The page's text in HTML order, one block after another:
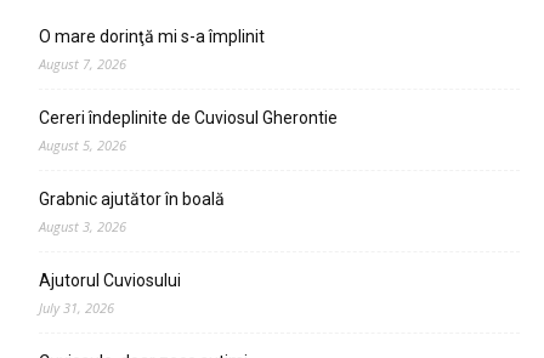
O mare dorinţă mi s-a împlinit
August 7, 2026
Cereri îndeplinite de Cuviosul Gherontie
August 5, 2026
Grabnic ajutător în boală
August 3, 2026
Ajutorul Cuviosului
July 31, 2026